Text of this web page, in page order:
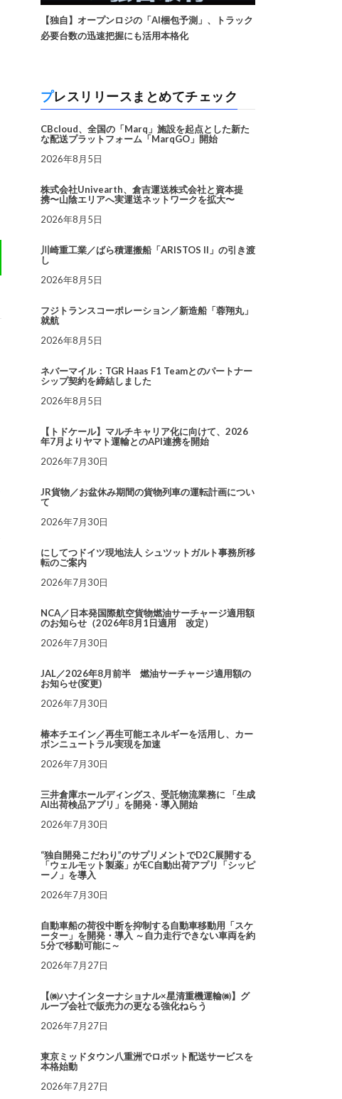
【独自】オープンロジの「AI梱包予測」、トラック
必要台数の迅速把握にも活用本格化
プレスリリースまとめてチェック
CBcloud、全国の「Marq」施設を起点とした新た
な配送プラットフォーム「MarqGO」開始
2026年8月5日
株式会社Univearth、倉吉運送株式会社と資本提
携〜山陰エリアへ実運送ネットワークを拡大〜
2026年8月5日
川崎重工業／ばら積運搬船「ARISTOS II」の引き渡
し
2026年8月5日
フジトランスコーポレーション／新造船「蓉翔丸」
就航
2026年8月5日
ネバーマイル：TGR Haas F1 Teamとのパートナー
シップ契約を締結しました
2026年8月5日
【トドケール】マルチキャリア化に向けて、2026
年7月よりヤマト運輸とのAPI連携を開始
2026年7月30日
JR貨物／お盆休み期間の貨物列車の運転計画につい
て
2026年7月30日
にしてつドイツ現地法人 シュツットガルト事務所移
転のご案内
2026年7月30日
NCA／日本発国際航空貨物燃油サーチャージ適用額
のお知らせ（2026年8月1日適用 改定）
2026年7月30日
JAL／2026年8月前半 燃油サーチャージ適用額の
お知らせ(変更)
2026年7月30日
椿本チエイン／再生可能エネルギーを活用し、カー
ボンニュートラル実現を加速
2026年7月30日
三井倉庫ホールディングス、受託物流業務に 「生成
AI出荷検品アプリ」を開発・導入開始
2026年7月30日
“独自開発こだわり”のサプリメントでD2C展開する
「ウェルモット製薬」がEC自動出荷アプリ「シッピ
ーノ」を導入
2026年7月30日
自動車船の荷役中断を抑制する自動車移動用「スケ
ーター」を開発・導入 ～自力走行できない車両を約
5分で移動可能に～
2026年7月27日
【㈱ハナインターナショナル×星清重機運輸㈱】グ
ループ会社で販売力の更なる強化ねらう
2026年7月27日
東京ミッドタウン八重洲でロボット配送サービスを
本格始動
2026年7月27日